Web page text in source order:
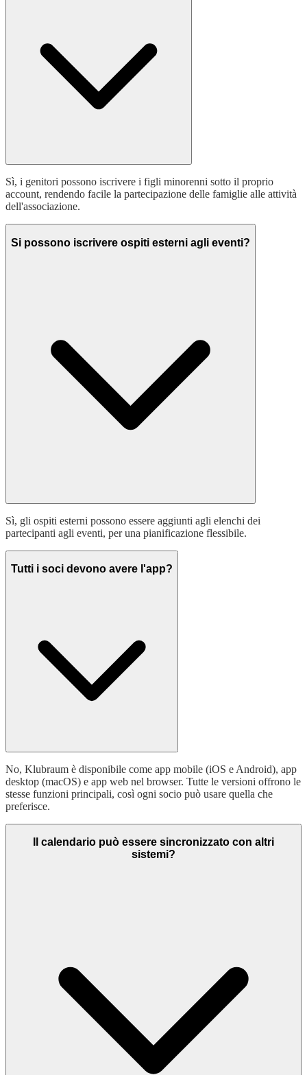
Sì, i genitori possono iscrivere i figli minorenni sotto il proprio
account, rendendo facile la partecipazione delle famiglie alle attività
dell'associazione.
Si possono iscrivere ospiti esterni agli eventi?
Sì, gli ospiti esterni possono essere aggiunti agli elenchi dei
partecipanti agli eventi, per una pianificazione flessibile.
Tutti i soci devono avere l'app?
No, Klubraum è disponibile come app mobile (iOS e Android), app
desktop (macOS) e app web nel browser. Tutte le versioni offrono le
stesse funzioni principali, così ogni socio può usare quella che
preferisce.
Il calendario può essere sincronizzato con altri
sistemi?